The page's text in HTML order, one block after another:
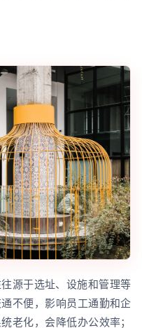
源于选址、设施和管理等
不便，影响员工通勤和企
老化，会降低办公效率；